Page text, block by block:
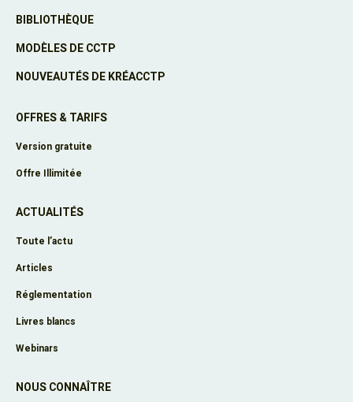
BIBLIOTHÈQUE
MODÈLES DE CCTP
NOUVEAUTÉS DE KRÉACCTP
OFFRES & TARIFS
Version gratuite
Offre Illimitée
ACTUALITÉS
Toute l’actu
Articles
Réglementation
Livres blancs
Webinars
NOUS CONNAÎTRE